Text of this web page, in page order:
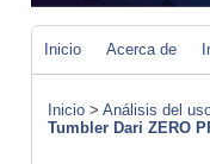
Inicio Acerca de
Inicio > Análisis del
Tumbler Dari ZERO